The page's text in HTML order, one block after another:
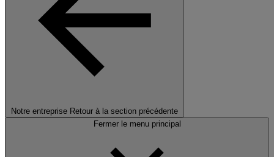
Notre entreprise Retour à la section précédente
Fermer le menu principal